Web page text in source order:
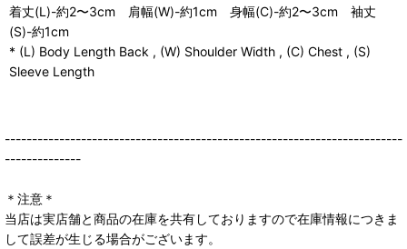
着丈(L)-約2〜3cm 肩幅(W)-約1cm 身幅(C)-約2〜3cm 袖丈
(S)-約1cm
* (L) Body Length Back , (W) Shoulder Width , (C) Chest , (S)
Sleeve Length
-------------------------------------------------------------------------
--------------
＊注意＊
当店は実店舗と商品の在庫を共有しておりますので在庫情報につきま
して誤差が生じる場合がございます。